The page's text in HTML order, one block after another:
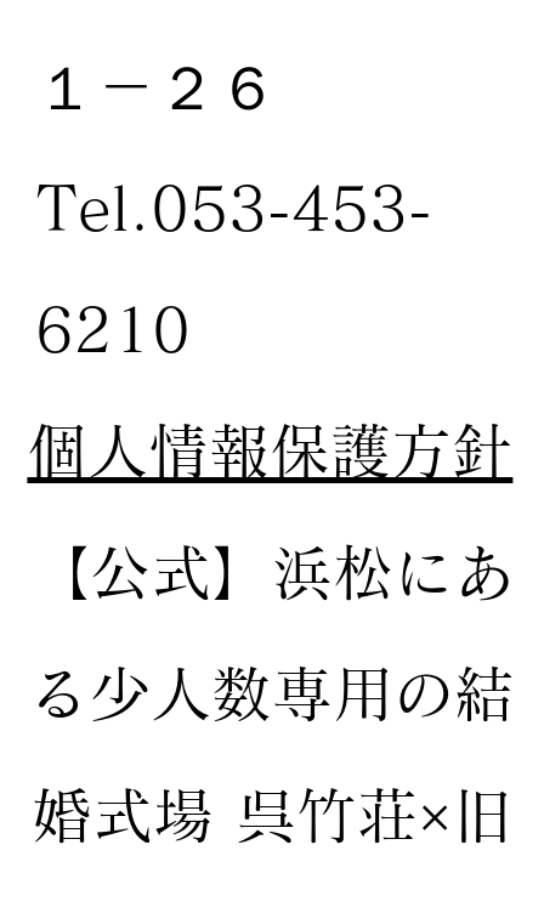
１－２６
Tel.053-453-
6210
個人情報保護方針
【公式】 浜松にあ
る少人数専用の結
婚式場 呉竹荘×旧